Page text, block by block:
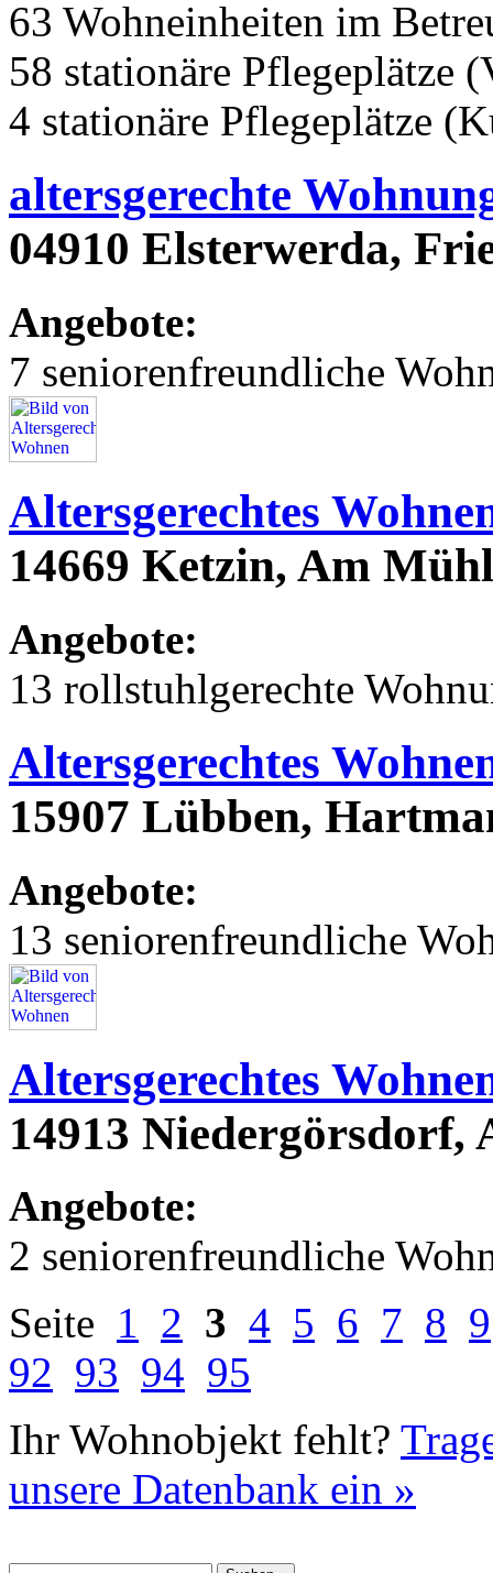
63 Wohneinheiten im
58 stationäre Pflegeplätze
4 stationäre Pflegeplätze
altersgerechte
04910 Elsterwerda,
Angebote:
7 seniorenfreundliche
Altersgerechtes
14669 Ketzin, Am
Angebote:
13 rollstuhlgerechte
Altersgerechtes
15907 Lübben,
Angebote:
13 seniorenfreundliche
Altersgerechtes
14913 Niedergörsdorf,
Angebote:
2 seniorenfreundliche
Seite 1 2 3 4 5 6 7 8 9
92 93 94 95
Ihr Wohnobjekt fehlt?
unsere Datenbank ein »